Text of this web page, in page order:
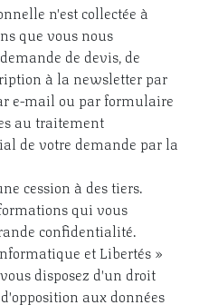
n'est collectée à
que vous nous
de devis, de
à la newsletter par
e-mail ou par formulaire
au traitement
de votre demande par la
cession à des tiers.
qui vous
confidentialité.
et Libertés »
disposez d'un droit
aux données